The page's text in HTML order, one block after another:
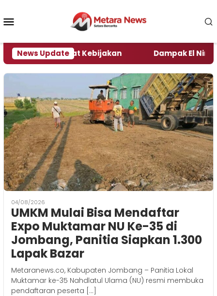
konten
News Update
Pengamat Kebijakan Dampak El Nino,
04/08/2026
UMKM Mulai Bisa Mendaftar
Expo Muktamar NU Ke-35 di
Jombang, Panitia Siapkan 1.300
Lapak Bazar
Metaranews.co, Kabupaten Jombang – Panitia Lokal
Muktamar ke-35 Nahdlatul Ulama (NU) resmi membuka
pendaftaran peserta […]